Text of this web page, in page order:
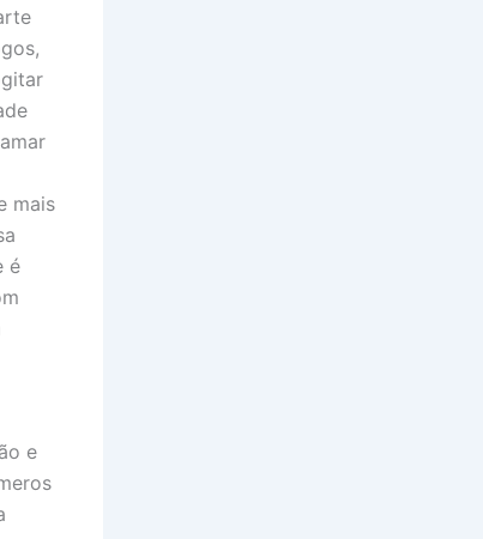
mais
é
e